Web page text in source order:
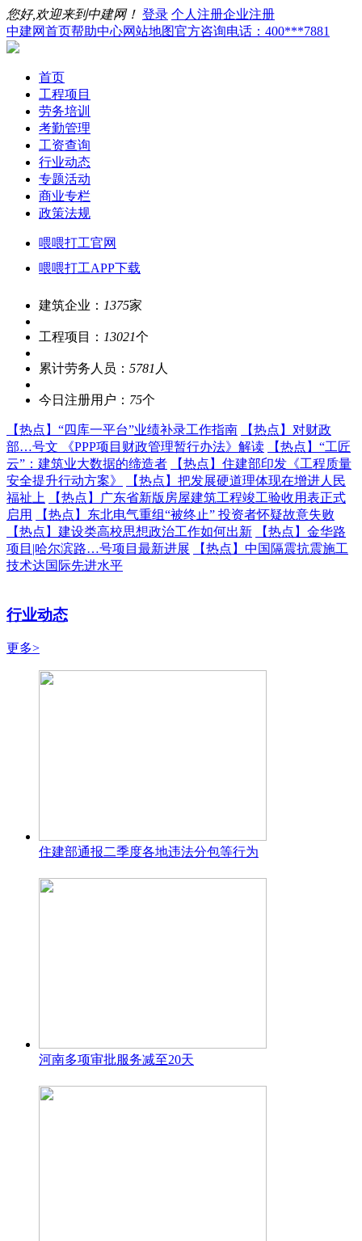
您好,欢迎来到中建网！ 登录 个人注册企业注册
中建网首页帮助中心网站地图官方咨询电话：400***7881
首页
工程项目
劳务培训
考勤管理
工资查询
行业动态
专题活动
商业专栏
政策法规
喂喂打工官网
喂喂打工APP下载
建筑企业： 1375家
工程项目： 13021个
累计劳务人员： 5781 人
今日注册用户： 75个
【热点】 “四库一平台”业绩补录工作指南 【热点】 对财政
部…号文 《PPP项目财政管理暂行办法》解读
【热点】 “工匠
云”：建筑业大数据的缔造者
【热点】 住建部印发《工程质量
安全提升行动方案》
【热点】 把发展硬道理体现在增进人民
福祉上
【热点】
广东省新版房屋建筑工程竣工验收用表正式
启用
【热点】 东北电气重组“被终止” 投资者怀疑故意失败
【热点】 建设类高校思想政治工作如何出新 【热点】 金华路
项目|哈尔滨路…号项目最新进展
【热点】 中国隔震抗震施工
技术达国际先进水平
行业动态
更多>
住建部通报二季度各地违法分包等行为
河南多项审批服务减至20天